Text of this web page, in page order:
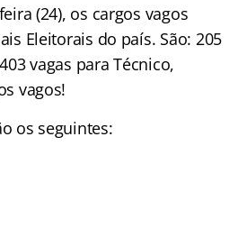
(24), os cargos vagos
Eleitorais do país. São: 205
vagas para Técnico,
vagos!
os seguintes: